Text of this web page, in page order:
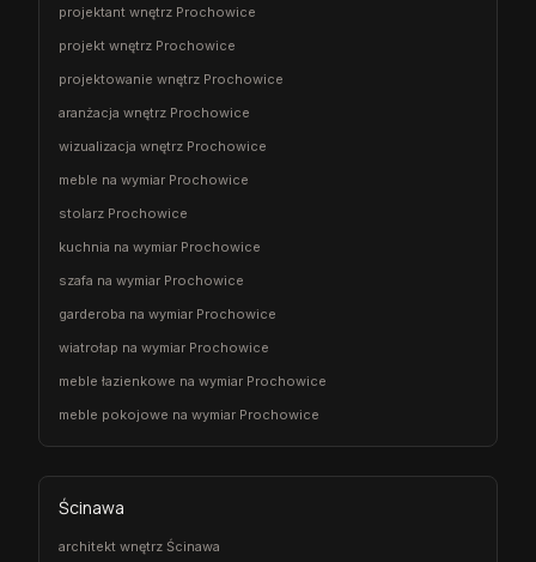
projektant wnętrz Prochowice
projekt wnętrz Prochowice
projektowanie wnętrz Prochowice
aranżacja wnętrz Prochowice
wizualizacja wnętrz Prochowice
meble na wymiar Prochowice
stolarz Prochowice
kuchnia na wymiar Prochowice
szafa na wymiar Prochowice
garderoba na wymiar Prochowice
wiatrołap na wymiar Prochowice
meble łazienkowe na wymiar Prochowice
meble pokojowe na wymiar Prochowice
Ścinawa
architekt wnętrz Ścinawa